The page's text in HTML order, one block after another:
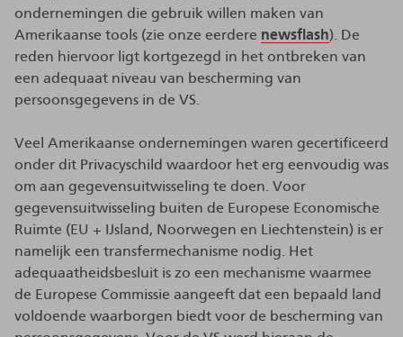
ondernemingen die gebruik willen maken van
Amerikaanse tools (zie onze eerdere newsflash). De
reden hiervoor ligt kortgezegd in het ontbreken van
een adequaat niveau van bescherming van
persoonsgegevens in de VS.
Veel Amerikaanse ondernemingen waren gecertificeerd
onder dit Privacyschild waardoor het erg eenvoudig was
om aan gegevensuitwisseling te doen. Voor
gegevensuitwisseling buiten de Europese Economische
Ruimte (EU + IJsland, Noorwegen en Liechtenstein) is er
namelijk een transfermechanisme nodig. Het
adequaatheidsbesluit is zo een mechanisme waarmee
de Europese Commissie aangeeft dat een bepaald land
voldoende waarborgen biedt voor de bescherming van